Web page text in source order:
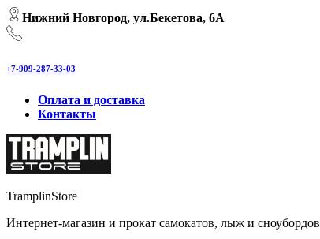
Нижний Новгород, ул.Бекетова, 6А
+7-909-287-33-03
Оплата и доставка
Контакты
TramplinStore
Интернет-магазин и прокат самокатов, лыж и сноубордов